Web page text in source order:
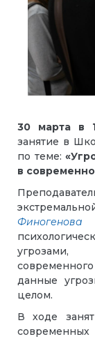
30 марта в
занятие в
по теме: «
в
Финогенова
данные
целом.
В ходе